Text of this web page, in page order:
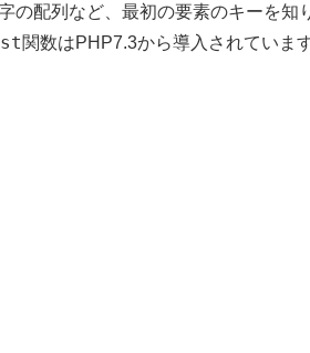
の配列など、最初の要素のキーを知
関数はPHP7.3から導入されています